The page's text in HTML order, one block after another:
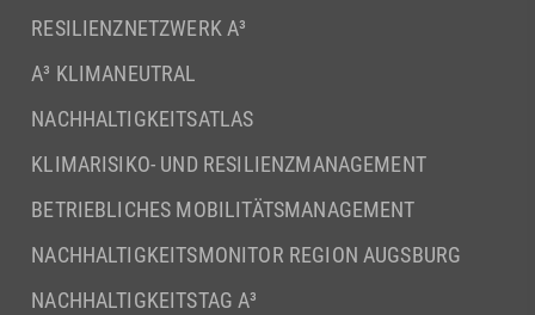
RESILIENZNETZWERK A³
A³ KLIMANEUTRAL
NACHHALTIGKEITSATLAS
KLIMARISIKO- UND RESILIENZMANAGEMENT
BETRIEBLICHES MOBILITÄTSMANAGEMENT
NACHHALTIGKEITSMONITOR REGION AUGSBURG
NACHHALTIGKEITSTAG A³